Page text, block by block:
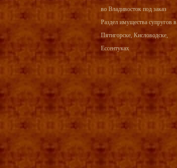
во Владивосток под заказ
Раздел имущества супругов в
Пятигорске, Кисловодске,
Ессентуках